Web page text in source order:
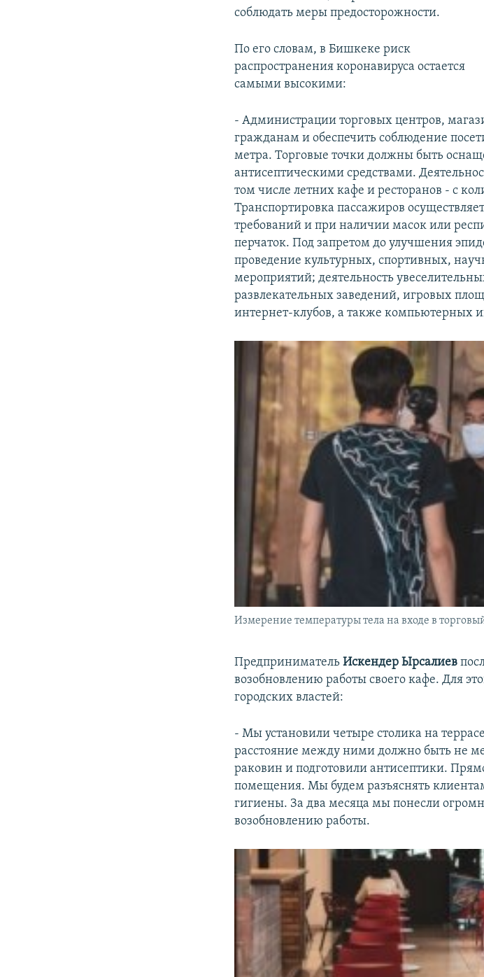
соблюдать меры предосторожности.
По его словам, в Бишкеке риск
распространения коронавируса остается
самыми высокими:
- Администрации торговых центров,
гражданам и обеспечить соблюдение
метра. Торговые точки должны быть
антисептическими средствами.
том числе летних кафе и ресторанов - с
Транспортировка пассажиров
требований и при наличии масок или
перчаток. Под запретом до улучшения
проведение культурных, спортивных,
мероприятий; деятельность
развлекательных заведений, игровых
интернет-клубов, а также компьютерных
Измерение температуры тела на входе в
ПредпринимательИскендер Ырсалиев
возобновлению работы своего кафе. Для
городских властей:
- Мы установили четыре столика на
расстояние между ними должно быть не
раковин и подготовили антисептики.
помещения. Мы будем разъяснять
гигиены. За два месяца мы понесли
возобновлению работы.